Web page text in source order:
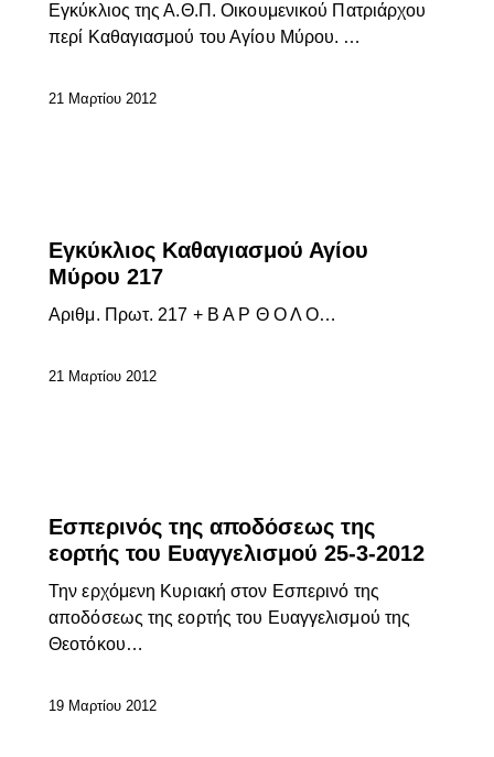
Εγκύκλιος της Α.Θ.Π. Οικουμενικού Πατριάρχου
περί Καθαγιασμού του Αγίου Μύρου. …
21 Μαρτίου 2012
Εγκύκλιος Καθαγιασμού Αγίου
Μύρου 217
Αριθμ. Πρωτ. 217 + Β Α Ρ Θ Ο Λ Ο…
21 Μαρτίου 2012
Εσπερινός της αποδόσεως της
εορτής του Ευαγγελισμού 25-3-2012
Την ερχόμενη Κυριακή στον Εσπερινό της
αποδόσεως της εορτής του Ευαγγελισμού της
Θεοτόκου…
19 Μαρτίου 2012